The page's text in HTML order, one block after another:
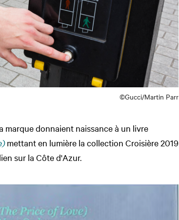
©Gucci/Martin Parr
marque donnaient naissance à un livre
mettant en lumière la collection Croisière 2019
sur la Côte d'Azur.